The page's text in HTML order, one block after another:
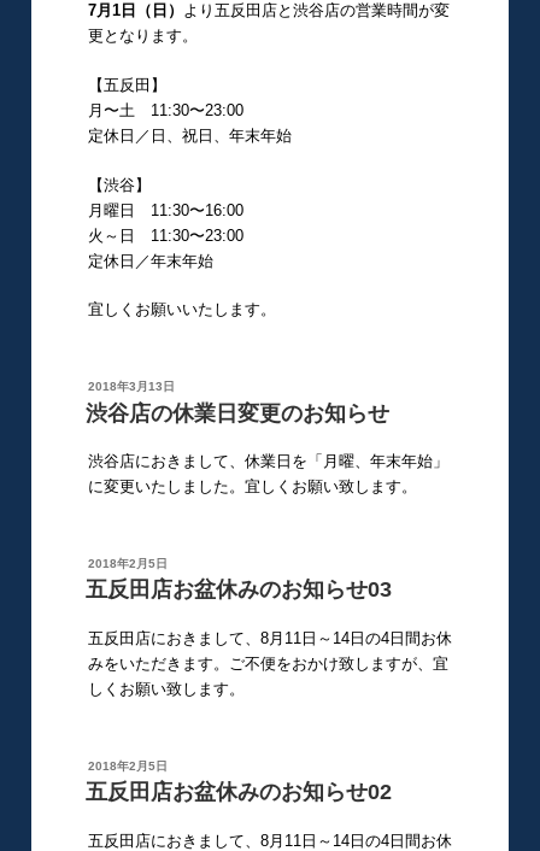
7月1日（日） より五反田店と渋谷店の営業時間が変
更となります。
【五反田】
月〜土 11:30〜23:00
定休日／日、祝日、年末年始
【渋谷】
月曜日 11:30〜16:00
火～日 11:30〜23:00
定休日／年末年始
宜しくお願いいたします。
投
稿
日:
2018年3月13日
渋谷店の休業日変更のお知らせ
渋谷店におきまして、休業日を「月曜、年末年始」
に変更いたしました。宜しくお願い致します。
投
稿
日:
2018年2月5日
五反田店お盆休みのお知らせ03
五反田店におきまして、8月11日～14日の4日間お休
みをいただきます。ご不便をおかけ致しますが、宜
しくお願い致します。
投
稿
日:
2018年2月5日
五反田店お盆休みのお知らせ02
五反田店におきまして、8月11日～14日の4日間お休